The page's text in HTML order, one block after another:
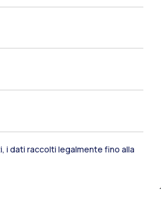
i dati raccolti legalmente fino alla